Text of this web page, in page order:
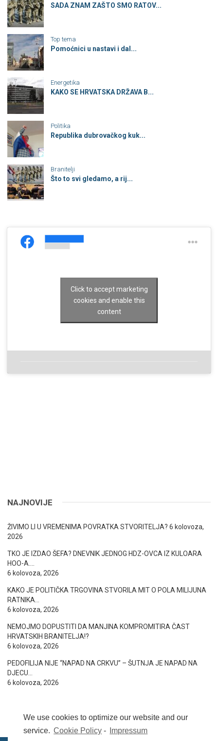
We use cookies to optimize our website and our
service. Cookie Policy - Impressum
SADA ZNAM ZAŠTO SMO RATOV...
Top tema
Pomoćnici u nastavi i dal...
Energetika
KAKO SE HRVATSKA DRŽAVA B...
Politika
Republika dubrovačkog kuk...
Branitelji
Što to svi gledamo, a rij...
Click to accept marketing
cookies and enable this
content
NAJNOVIJE
ŽIVIMO LI U VREMENIMA POVRATKA STVORITELJA? 6 kolovoza,
2026
TKO JE IZDAO ŠEFA? DNEVNIK JEDNOG HDZ-OVCA IZ KULOARA
HOO-A….
6 kolovoza, 2026
KAKO JE POLITIČKA TRGOVINA STVORILA MIT O POLA MILIJUNA
RATNIKA…
6 kolovoza, 2026
NEMOJMO DOPUSTITI DA MANJINA KOMPROMITIRA ČAST
HRVATSKIH BRANITELJA!?
6 kolovoza, 2026
PEDOFILIJA NIJE “NAPAD NA CRKVU” – ŠUTNJA JE NAPAD NA
DJECU…
6 kolovoza, 2026